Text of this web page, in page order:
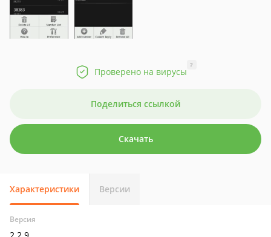
Проверено на вирусы
?
Поделиться ссылкой
Скачать
Характеристики Версии
Версия